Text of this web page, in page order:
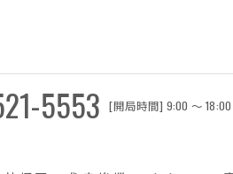
5553 [開局時間] 9:00 〜